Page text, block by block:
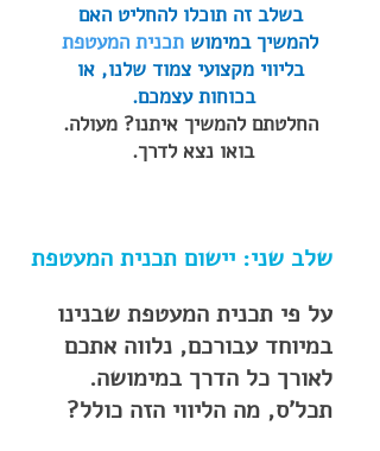
שלב שני: יישום תכנית המעטפת
על פי תכנית המעטפת שבנינו
במיוחד עבורכם, נלווה אתכם
לאורך כל הדרך במימושה.
תכל'ס, מה הליווי הזה כולל?
בשלב זה תוכלו להחליט האם
להמשיך במימוש תכנית המעטפת
בליווי מקצועי צמוד שלנו,או
בכוחות עצמכם.
החלטתם להמשיך איתנו? מעולה.
בואו נצא לדרך.